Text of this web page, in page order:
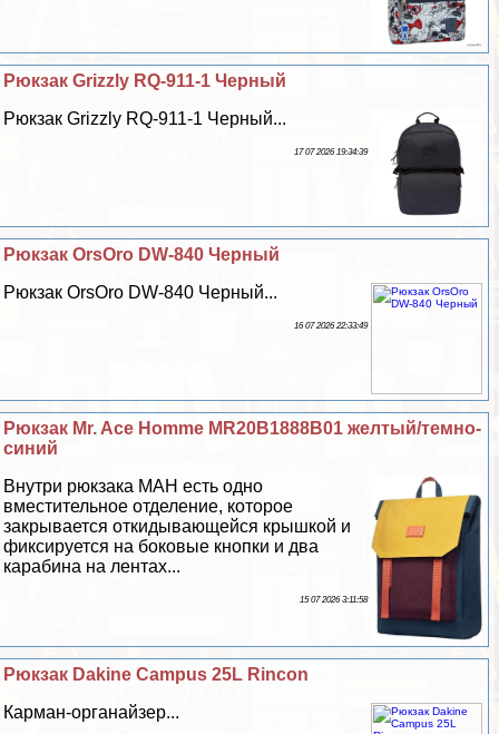
Рюкзак Grizzly RQ-911-1 Черный
Рюкзак Grizzly RQ-911-1 Черный...
17 07 2026 19:34:39
Рюкзак OrsOro DW-840 Черный
Рюкзак OrsOro DW-840 Черный...
16 07 2026 22:33:49
Рюкзак Mr. Ace Homme MR20B1888B01 желтый/темно-
синий
Внутри рюкзака MAH есть одно
вместительное отделение, которое
закрывается откидывающейся крышкой и
фиксируется на боковые кнопки и два
карабина на лентах...
15 07 2026 3:11:58
Рюкзак Dakine Campus 25L Rincon
Карман-органайзер...